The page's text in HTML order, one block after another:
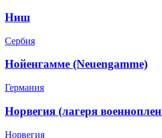
Ниш
Сербия
Нойенгамме (Neuengamme)
Германия
Норвегия (лагеря
Норвегия